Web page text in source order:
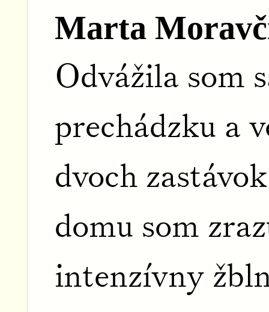
Marta
Odvážila som
prechádzku a
dvoch
domu som
intenzívny